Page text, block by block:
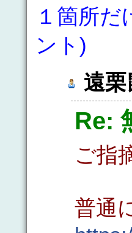
１箇所
ント)
遠
Re:
ご指
普通